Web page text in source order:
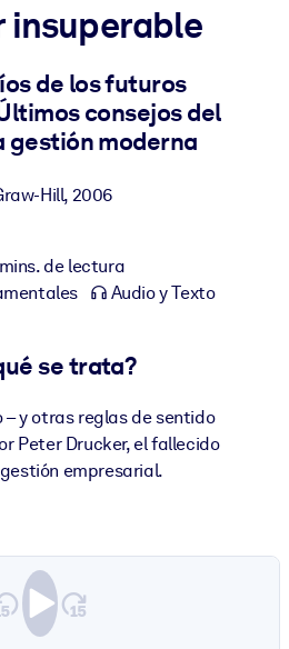
y breves en su LMS/LXP para
de aprendizaje.
insuperable
de los futuros
consejos del
gestión moderna
Hill, 2006
de lectura
Audio y Texto
se trata?
– y otras reglas de sentido
Peter Drucker, el fallecido
empresarial.